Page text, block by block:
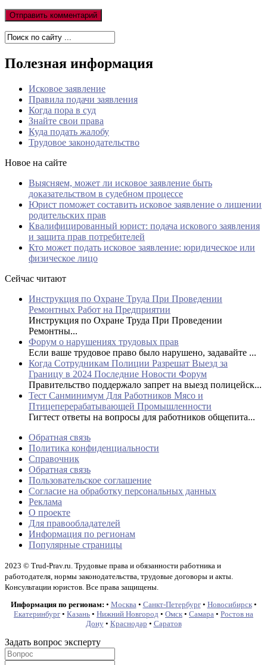
Полезная информация
Исковое заявление
Правила подачи заявления
Когда пора в суд
Знайте свои права
Куда подать жалобу
Трудовое законодательство
Новое на сайте
Выясняем, может ли исковое заявление быть
доказательством в судебном процессе
Юрист поможет составить исковое заявление о лишении
родительских прав
Квалифицированный юрист: подача искового заявления
и защита прав потребителей
Кто может подать исковое заявление: юридическое или
физическое лицо
Сейчас читают
Инструкция по Охране Труда При Проведении
Ремонтных Работ на Предприятии
Инструкция по Охране Труда При Проведении
Ремонтны...
Форум о нарушениях трудовых прав
Если ваше трудовое право было нарушено, задавайте ...
Когда Сотрудникам Полиции Разрешат Выезд за
Границу в 2024 Последние Новости Форум
Правительство поддержало запрет на выезд полицейск...
Тест Санминимум Для Работников Мясо и
Птицеперерабатывающей Промышленности
Гигтест ответы на вопросы для работников общепита...
Обратная связь
Политика конфиденциальности
Справочник
Обратная связь
Пользовательское соглашение
Согласие на обработку персональных данных
Реклама
О проекте
Для правообладателей
Информация по регионам
Популярные страницы
2023 © Trud-Prav.ru. Трудовые права и обязанности работника и
работодателя, нормы законодательства, трудовые договоры и акты.
Консультации юристов. Все права защищены.
Информация по регионам: • Москва• Санкт-Петербург• Новосибирск•
Екатеринбург • Казань • Нижний Новгород • Омск • Самара • Ростов на
Дону• Краснодар • Саратов
Задать вопрос эксперту